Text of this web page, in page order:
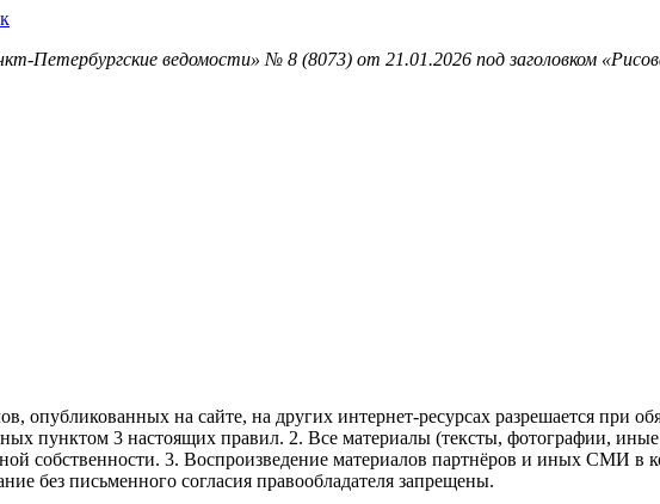
Петербургские ведомости» № 8 (8073) от 21.01.2026 под заголовком
опубликованных на сайте, на других интернет-ресурсах разрешается при
пунктом 3 настоящих правил. 2. Все материалы (тексты, фотографии, иные
собственности. 3. Воспроизведение материалов партнёров и иных СМИ в
без письменного согласия правообладателя запрещены.